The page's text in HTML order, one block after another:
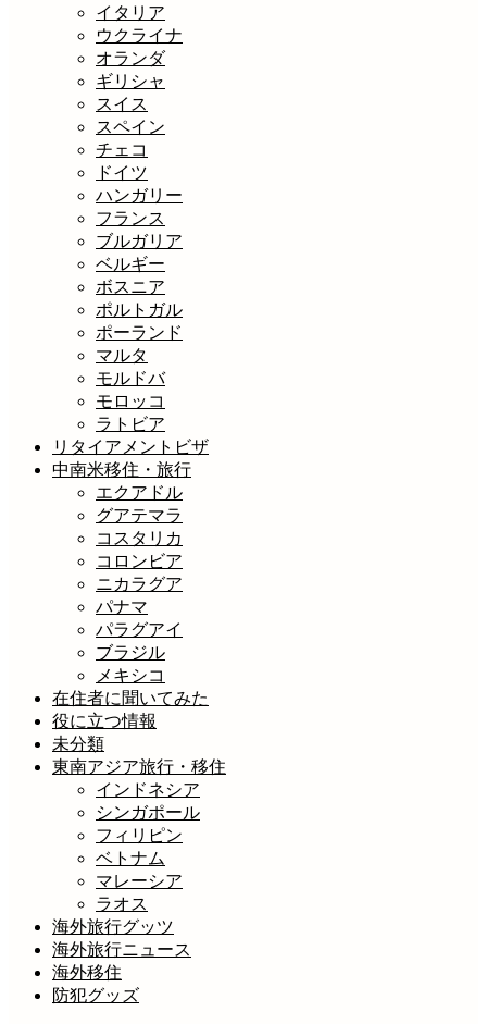
イタリア
ウクライナ
オランダ
ギリシャ
スイス
スペイン
チェコ
ドイツ
ハンガリー
フランス
ブルガリア
ベルギー
ボスニア
ポルトガル
ポーランド
マルタ
モルドバ
モロッコ
ラトビア
リタイアメントビザ
中南米移住・旅行
エクアドル
グアテマラ
コスタリカ
コロンビア
ニカラグア
パナマ
パラグアイ
ブラジル
メキシコ
在住者に聞いてみた
役に立つ情報
未分類
東南アジア旅行・移住
インドネシア
シンガポール
フィリピン
ベトナム
マレーシア
ラオス
海外旅行グッツ
海外旅行ニュース
海外移住
防犯グッズ